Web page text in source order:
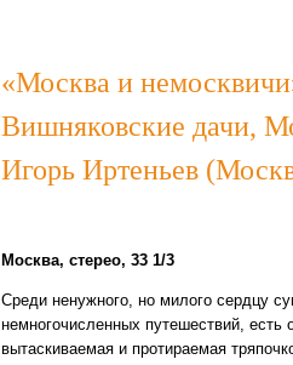
«Москва и
Вишняковские дачи,
Игорь Иртеньев
Москва, стерео, 33 1/3
Среди ненужного, но милого сердцу
немногочисленных путешествий,
вытаскиваемая и протираемая